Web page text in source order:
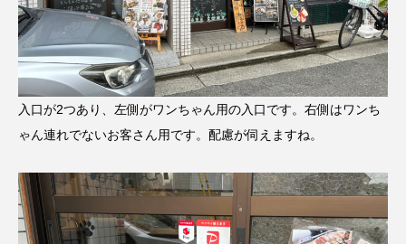
入口が2つあり、左側がワンちゃん用の入口です。右側はワンち
ゃん連れでないお客さん用です。配慮が伺えますね。